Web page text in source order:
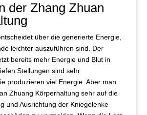
der Zhang Zhuan
über die generierte Energie,
leichter auszuführen sind. Der
bereits mehr Energie und Blut in
Stellungen sind sehr
produzieren viel Energie. Aber man
Zhuang Körperhaltung sehr auf die
und Ausrichtung der Kniegelenke